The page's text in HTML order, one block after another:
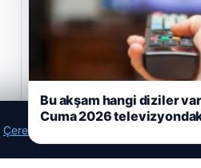
Hastaş Beton
Çerez Politikamız
Bu akşam hangi diziler
Cuma 2026